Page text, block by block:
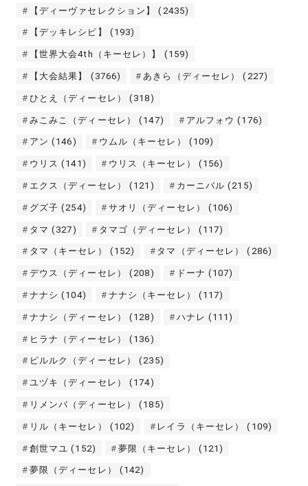
【ディーヴァセレクション】 (2435)
【デッキレシピ】 (193)
【世界大会4th（キーセレ）】 (159)
【大会結果】 (3766) あきら（ディーセレ） (227)
ひとえ（ディーセレ） (318)
みこみこ（ディーセレ） (147) アルフォウ (176)
アン (146) ウムル（キーセレ） (109)
ウリス (141) ウリス（キーセレ） (156)
エクス（ディーセレ） (121) カーニバル (215)
グズ子 (254) サオリ（ディーセレ） (106)
タマ (327) タマゴ（ディーセレ） (117)
タマ（キーセレ） (152) タマ（ディーセレ） (286)
デウス（ディーセレ） (208) ドーナ (107)
ナナシ (104) ナナシ（キーセレ） (117)
ナナシ（ディーセレ） (128) ハナレ (111)
ヒラナ（ディーセレ） (136)
ピルルク（ディーセレ） (235)
ユヅキ（ディーセレ） (174)
リメンバ（ディーセレ） (185)
リル（キーセレ） (102) レイラ（キーセレ） (109)
創世マユ (152) 夢限（キーセレ） (121)
夢限（ディーセレ） (142)